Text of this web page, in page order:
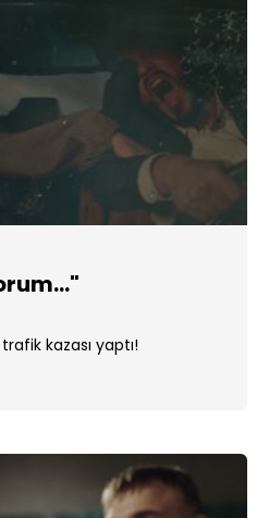
kazası yaptı!